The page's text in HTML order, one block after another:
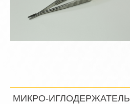
МИКРО-ИГЛОДЕРЖАТЕЛЬ